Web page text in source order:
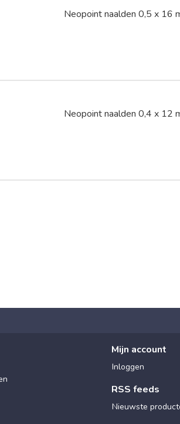
Neopoint naalden 0,5 x 16
Neopoint naalden 0,4 x 12
Mijn account
Inloggen
RSS feeds
Nieuwste